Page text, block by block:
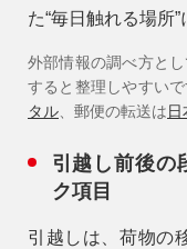
た“毎日触れる場所”
外部情報の調べ方と
すると整理しやすい
タル 、郵便の転送は日
引越し前後の
ク項目
引越しは、荷物の
アフターメンテナン
04-
04-